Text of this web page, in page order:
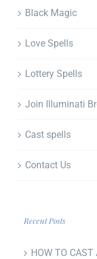
Black Magic
Love Spells
Lottery Spells
Join Illuminati
Cast spells
Contact Us
Recent Posts
HOW TO CAST